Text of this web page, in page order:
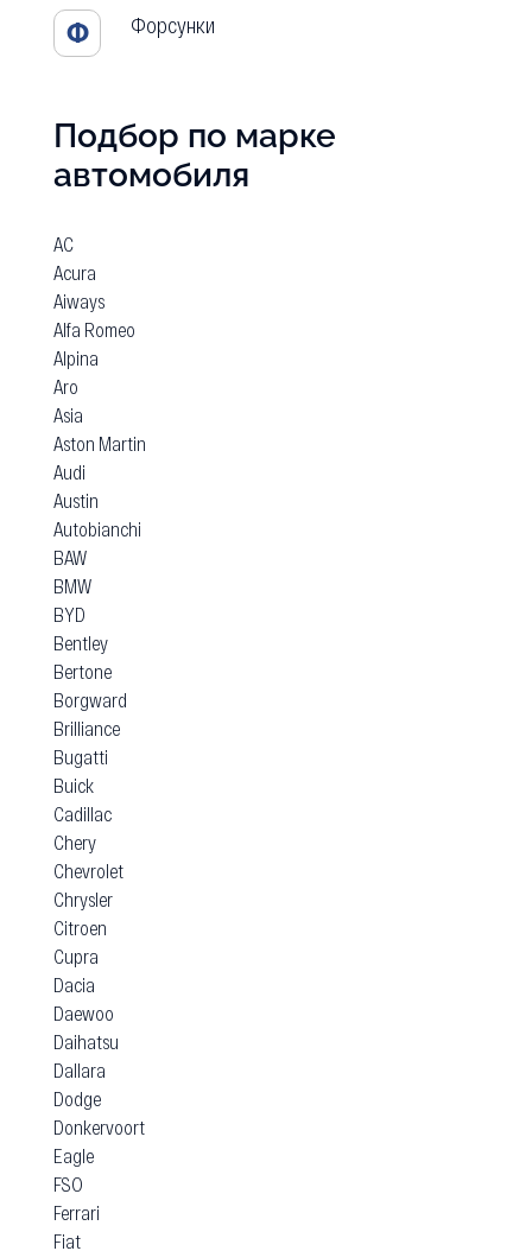
Ф Форсунки
Подбор по марке
автомобиля
AC
Acura
Aiways
Alfa Romeo
Alpina
Aro
Asia
Aston Martin
Audi
Austin
Autobianchi
BAW
BMW
BYD
Bentley
Bertone
Borgward
Brilliance
Bugatti
Buick
Cadillac
Chery
Chevrolet
Chrysler
Citroen
Cupra
Dacia
Daewoo
Daihatsu
Dallara
Dodge
Donkervoort
Eagle
FSO
Ferrari
Fiat